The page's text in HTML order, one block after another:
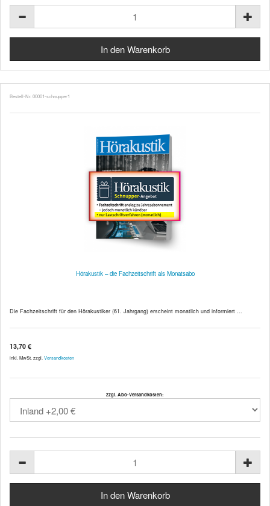
Bestell-Nr. 00001-schnupper1
Hörakustik – die Fachzeitschrift als Monatsabo
Die Fachzeitschrift für den Hörakustiker (61. Jahrgang) erscheint monatlich und informiert ...
13,70 €
inkl. MwSt. zzgl. Versandkosten
zzgl. Abo-Versandkosten: